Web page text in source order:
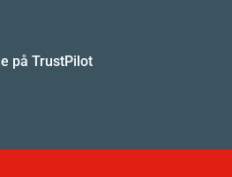
på TrustPilot